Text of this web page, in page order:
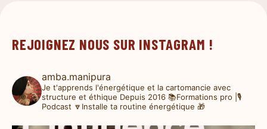
REJOIGNEZ NOUS SUR INSTAGRAM !
amba.manipura
Je t'apprends l'énergétique et la cartomancie avec
structure et éthique Depuis 2016 📚Formations pro |🎙️
Podcast 🔽Installe ta routine énergétique 🎁